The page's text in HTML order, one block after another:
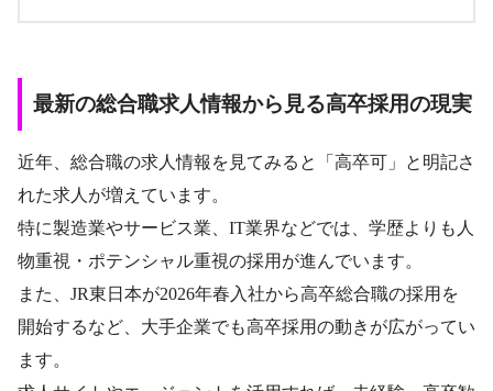
最新の総合職求人情報から見る高卒採用の現実
近年、総合職の求人情報を見てみると「高卒可」と明記さ
れた求人が増えています。
特に製造業やサービス業、IT業界などでは、学歴よりも人
物重視・ポテンシャル重視の採用が進んでいます。
また、JR東日本が2026年春入社から高卒総合職の採用を
開始するなど、大手企業でも高卒採用の動きが広がってい
ます。